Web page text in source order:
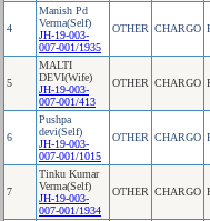
4
Manish Pd
Verma(Self)
JH-19-003-
007-001/1935
OTHER CHARGO
5
MALTI
DEVI(Wife)
JH-19-003-
007-001/413
OTHER CHARGO
6
Pushpa
devi(Self)
JH-19-003-
007-001/1015
OTHER CHARGO
7
Tinku Kumar
Verma(Self)
JH-19-003-
007-001/1934
OTHER CHARGO